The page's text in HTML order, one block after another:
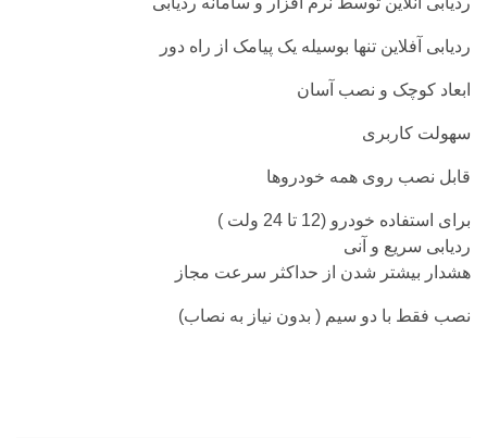
ردیابی آفلاین تنها بوسیله یک پیامک از راه دور
ابعاد کوچک و نصب آسان
سهولت کاربری
قابل نصب روی همه خودروها
برای استفاده خودرو (12 تا 24 ولت )
ردیابی سریع و آنی
هشدار بیشتر شدن از حداکثر سرعت مجاز
نصب فقط با دو سیم ( بدون نیاز به نصاب)